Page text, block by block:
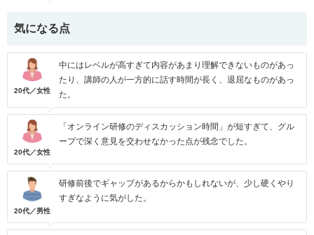
気になる点
20代／女性
中にはレベルが高すぎて内容があまり理解できないものがあっ
たり、講師の人が一方的に話す時間が長く、退屈なものがあっ
た。
20代／女性
「オンライン研修のディスカッション時間」が短すぎて、グル
ープで深く意見を交わせなかった点が残念でした。
20代／男性
研修前後でギャップがあるからかもしれないが、少し硬くやり
すぎなように気がした。